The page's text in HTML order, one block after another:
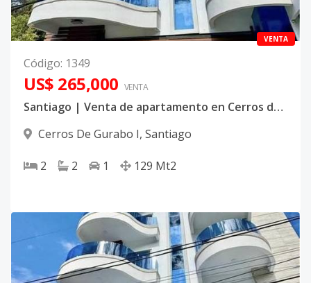
VENTA
Código: 1349
US$ 265,000 VENTA
Santiago | Venta de apartamento en Cerros de Gurabo, Torre Nikisy
Cerros De Gurabo I, Santiago
2 2 1 129 Mt2